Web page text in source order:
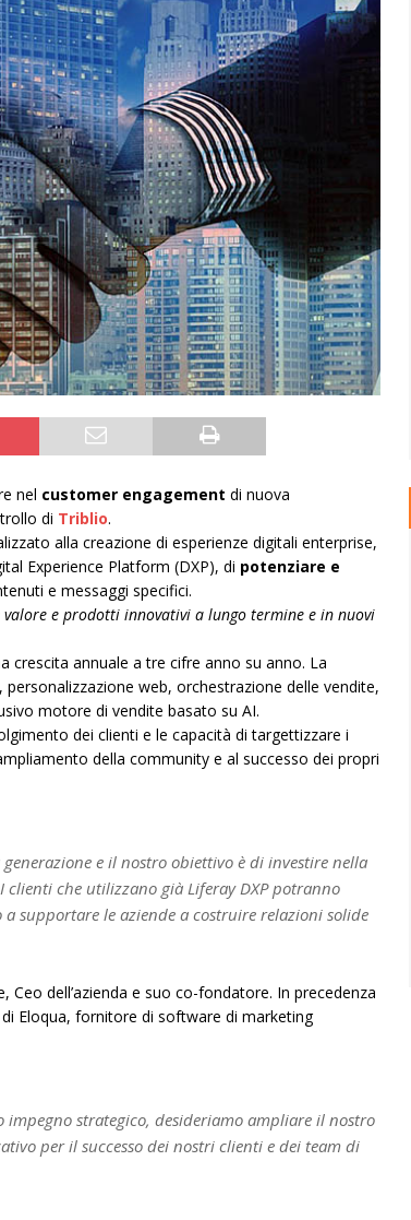
nel customer engagement di nuova
di Triblio.
alla creazione di esperienze digitali enterprise,
Experience Platform (DXP), di potenziare e
e messaggi specifici.
e prodotti innovativi a lungo termine e in nuovi
crescita annuale a tre cifre anno su anno. La
web, orchestrazione delle vendite,
motore di vendite basato su AI.
dei clienti e le capacità di targettizzare i
della community e al successo dei propri
e il nostro obiettivo è di investire nella
che utilizzano già Liferay DXP potranno
supportare le aziende a costruire relazioni solide
dell’azienda e suo co-fondatore. In precedenza
Eloqua, fornitore di software di marketing
impegno strategico, desideriamo ampliare il nostro
per il successo dei nostri clienti e dei team di